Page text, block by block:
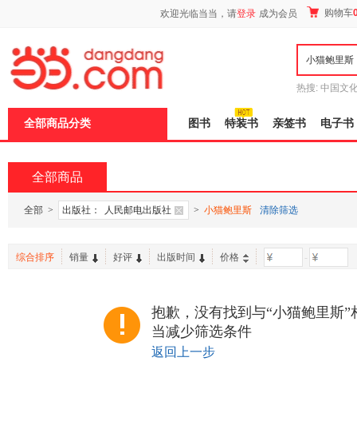
欢迎光临当当，请登录 成为会员 购物车
热搜: 中国文
全部商品分类 图书 特装书 亲签书 电子书
全部商品
全部 > 出版社： 人民邮电出版社 > 小猫鲍里斯 清除筛选
综合排序 销量 好评 出版时间 价格 -
抱歉，没有找到与“小猫鲍里斯
当减少筛选条件
返回上一步
页
加